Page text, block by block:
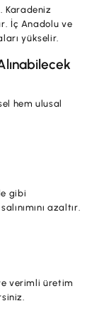
Karadeniz
İç Anadolu ve
yükselir.
hem ulusal
gibi
azaltır.
verimli üretim